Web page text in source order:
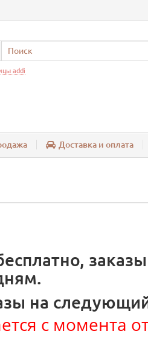
addi
Доставка и оплата
на
с момента